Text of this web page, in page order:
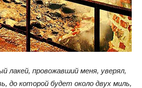
лакей, провожавший меня, уверял,
до которой будет около двух миль,